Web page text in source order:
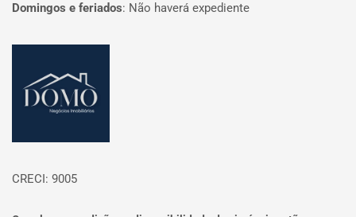
Domingos e feriados: Não haverá expediente
CRECI: 9005